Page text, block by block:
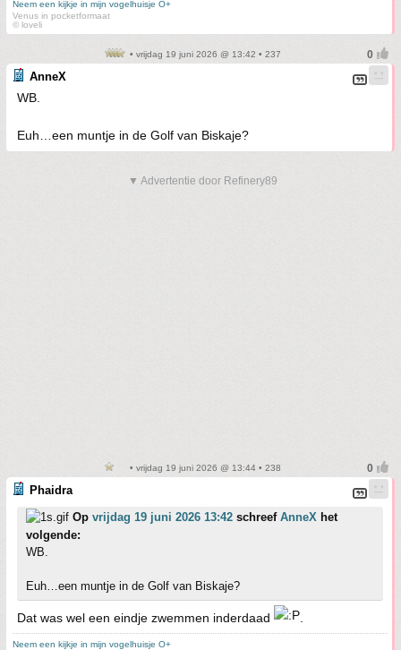
Neem een kijkje in mijn vogelhuisje O+
Venus in pocketformaat
© loveli
• vrijdag 19 juni 2026 @ 13:42 • 237
AnneX
WB.
Euh…een muntje in de Golf van Biskaje?
▼ Advertentie door Refinery89
• vrijdag 19 juni 2026 @ 13:44 • 238
Phaidra
Op vrijdag 19 juni 2026 13:42 schreef AnneX het
volgende:
WB.
Euh…een muntje in de Golf van Biskaje?
Dat was wel een eindje zwemmen inderdaad
Neem een kijkje in mijn vogelhuisje O+